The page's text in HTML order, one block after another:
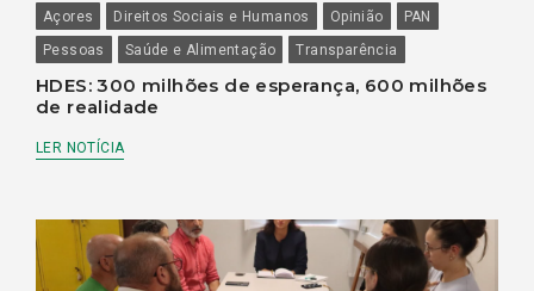
Açores Direitos Sociais e Humanos Opinião
PAN
Pessoas
Saúde e Alimentação Transparência
HDES: 300 milhões de esperança, 600 milhões
de realidade
LER NOTÍCIA